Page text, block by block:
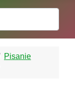
Pisanie